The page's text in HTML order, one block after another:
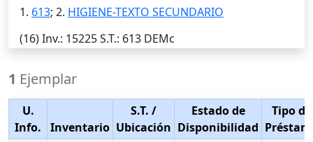
1. 613; 2. HIGIENE-TEXTO SECUNDARIO
(16)Inv.: 15225S.T.: 613 DEMc
1 Ejemplar
U.
Info.
Inventario
S.T. /
Ubicación
Estado de
Disponibilidad
Tipo de